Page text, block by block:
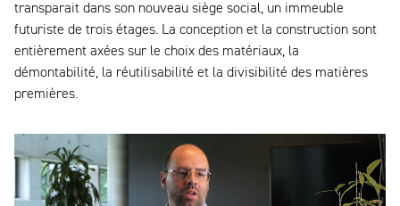
transparait dans son nouveau siège social, un immeuble
futuriste de trois étages. La conception et la construction sont
entièrement axées sur le choix des matériaux, la
démontabilité, la réutilisabilité et la divisibilité des matières
premières.